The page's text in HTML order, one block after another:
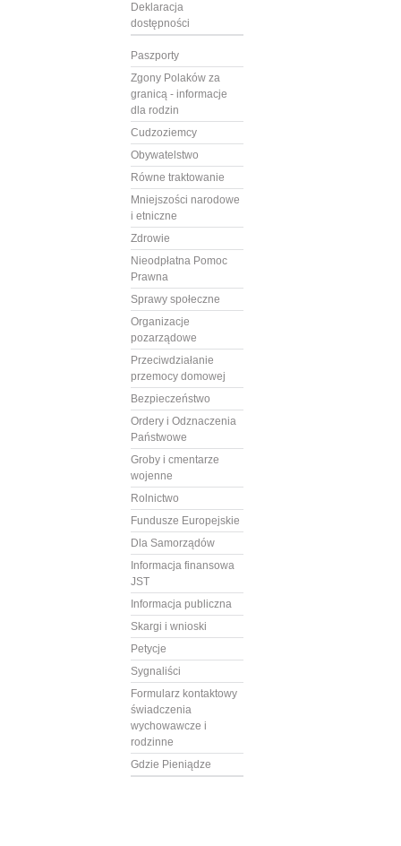
Deklaracja
dostępności
Paszporty
Zgony Polaków za
granicą - informacje
dla rodzin
Cudzoziemcy
Obywatelstwo
Równe traktowanie
Mniejszości narodowe
i etniczne
Zdrowie
Nieodpłatna Pomoc
Prawna
Sprawy społeczne
Organizacje
pozarządowe
Przeciwdziałanie
przemocy domowej
Bezpieczeństwo
Ordery i Odznaczenia
Państwowe
Groby i cmentarze
wojenne
Rolnictwo
Fundusze Europejskie
Dla Samorządów
Informacja finansowa
JST
Informacja publiczna
Skargi i wnioski
Petycje
Sygnaliści
Formularz kontaktowy
świadczenia
wychowawcze i
rodzinne
Gdzie Pieniądze